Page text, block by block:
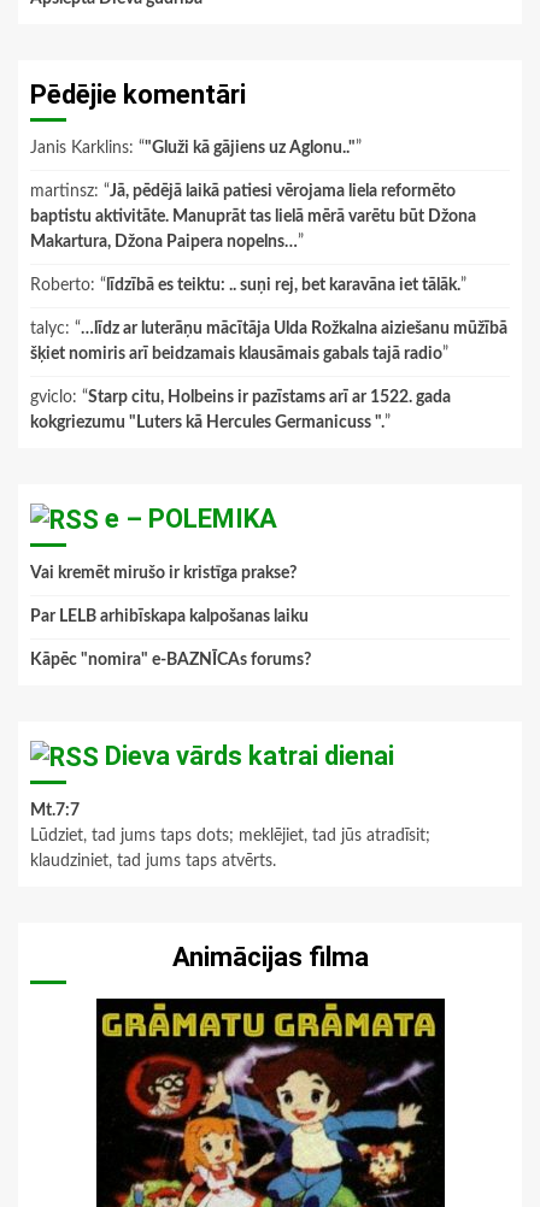
Pēdējie komentāri
Janis Karklins: “"Gluži kā gājiens uz Aglonu.."”
martinsz: “Jā, pēdējā laikā patiesi vērojama liela reformēto
baptistu aktivitāte. Manuprāt tas lielā mērā varētu būt Džona
Makartura, Džona Paipera nopelns…”
Roberto: “ līdzībā es teiktu: .. suņi rej, bet karavāna iet tālāk.”
talyc: “…līdz ar luterāņu mācītāja Ulda Rožkalna aiziešanu mūžībā
šķiet nomiris arī beidzamais klausāmais gabals tajā radio”
gviclo: “Starp citu, Holbeins ir pazīstams arī ar 1522. gada
kokgriezumu "Luters kā Hercules Germanicuss ".”
e – POLEMIKA
Vai kremēt mirušo ir kristīga prakse?
Par LELB arhibīskapa kalpošanas laiku
Kāpēc "nomira" e-BAZNĪCAs forums?
Dieva vārds katrai dienai
Mt.7:7
Lūdziet, tad jums taps dots; meklējiet, tad jūs atradīsit;
klaudziniet, tad jums taps atvērts.
Animācijas filma